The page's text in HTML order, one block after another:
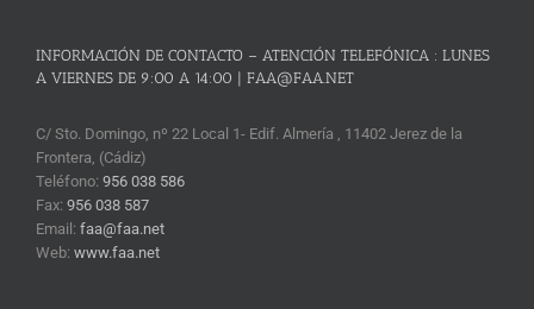
INFORMACIÓN DE CONTACTO – ATENCIÓN TELEFÓNICA : LUNES
A VIERNES DE 9:00 A 14:00 | FAA@FAA.NET
C/ Sto. Domingo, nº 22 Local 1- Edif. Almería , 11402 Jerez de la
Frontera, (Cádiz)
Teléfono: 956 038 586
Fax: 956 038 587
Email: faa@faa.net
Web: www.faa.net